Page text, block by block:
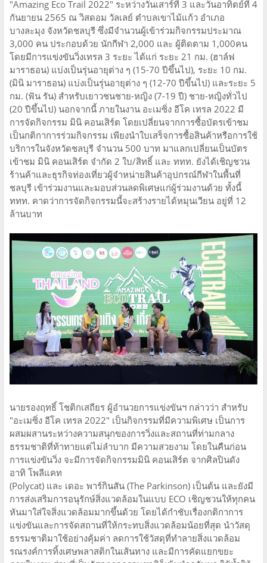
"Amazing Eco Trail 2022" ระหว่างวันเสาร์ที่ 3 และวันอาทิตย์ที่ 4
กันยายน 2565 ณ วิสดอม วัลเลย์ ตำบลเขาไม้แก้ว อำเภอ
บางละมุง จังหวัดชลบุรี ซึ่งมีจำนวนผู้เข้าร่วมกิจกรรมประมาณ
3,000 คน ประกอบด้วย นักกีฬา 2,000 และ ผู้ติดตาม 1,000คน
โดยมีการแข่งขันวิ่งเทรล 3 ระยะ ได้แก่ ระยะ 21 กม. (ฮาล์ฟ
มาราธอน) แบ่งเป็นรุ่นอายุต่าง ๆ (15-70 ปีขึ้นไป), ระยะ 10 กม.
(มินิ มาราธอน) แบ่งเป็นรุ่นอายุต่าง ๆ (12-70 ปีขึ้นไป) และระยะ 5
กม. (ฟัน รัน) สำหรับเยาวชนชาย-หญิง (7-19 ปี) ชาย-หญิงทั่วไป
(20 ปีขึ้นไป) นอกจากนี้ ภายในงาน อะเมซิ่ง อีโค เทรล 2022 มี
การจัดกิจกรรม มินิ คอนเสิร์ต โดยเปลี่ยนจากการซื้อบัตรเข้าชม
เป็นกติกาการร่วมกิจกรรม เพียงนําใบเสร็จการซื้อสินค้าหรือการใช้
บริการในจังหวัดชลบุรี จํานวน 500 บาท มาแลกเปลี่ยนเป็นบัตร
เข้าชม มินิ คอนเสิร์ต จำกัด 2 ใบ/สิทธิ์ และ ททท. ยังได้เชิญชวน
ร้านค้าและธุรกิจท่องเที่ยวผู้จำหน่ายสินค้าอุปกรณ์กีฬาในพื้นที่
ชลบุรี เข้าร่วมงานและมอบส่วนลดพิเศษแก่ผู้ร่วมงานด้วย ทั้งนี้
ททท. คาดว่าการจัดกิจกรรมนี้จะสร้างรายได้หมุนเวียน อยู่ที่ 12
ล้านบาท
นายรองฤทธิ์ โชติกเสถียร ผู้อํานวยการแข่งขันฯ กล่าวว่า สำหรับ
"อะเมซิ่ง อีโค เทรล 2022" เป็นกิจกรรมที่มีความพิเศษ เป็นการ
ผสมผสานระหว่างความสนุกของการวิ่งและสถานที่ท่ามกลาง
ธรรมชาติที่ท้าทายแต่ไม่ลำบาก มีความสวยงาม โดยในคืนก่อน
การแข่งขันวิ่ง จะมีการจัดกิจกรรมมินิ คอนเสิร์ต จากศิลปินดัง
อาทิ โพลีแคท
(Polycat) และ เดอะ พาร์กินสัน (The Parkinson) เป็นต้น และยังมี
การส่งเสริมการอนุรักษ์สิ่งแวดล้อมในแบบ ECO เชิญชวนให้ทุกคน
หันมาใส่ใจสิ่งแวดล้อมมากขึ้นด้วย โดยได้กําชับเรื่องกติกาการ
แข่งขันและการจัดสถานที่ให้กระทบสิ่งแวดล้อมน้อยที่สุด นําวัสดุ
ธรรมชาติมาใช้อย่างคุ้มค่า ลดการใช้วัสดุที่ทําลายสิ่งแวดล้อม
รณรงค์การทิ้งเศษพลาสติกในเส้นทาง และมีการคัดแยกขยะ